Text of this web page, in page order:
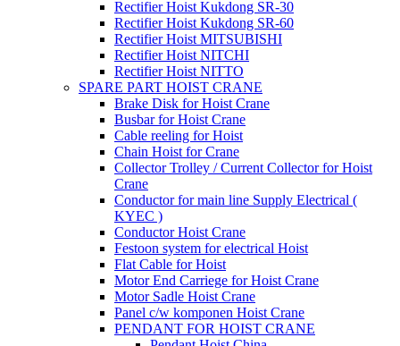
Rectifier Hoist Kukdong SR-30
Rectifier Hoist Kukdong SR-60
Rectifier Hoist MITSUBISHI
Rectifier Hoist NITCHI
Rectifier Hoist NITTO
SPARE PART HOIST CRANE
Brake Disk for Hoist Crane
Busbar for Hoist Crane
Cable reeling for Hoist
Chain Hoist for Crane
Collector Trolley / Current Collector for Hoist
Crane
Conductor for main line Supply Electrical (
KYEC )
Conductor Hoist Crane
Festoon system for electrical Hoist
Flat Cable for Hoist
Motor End Carriege for Hoist Crane
Motor Sadle Hoist Crane
Panel c/w komponen Hoist Crane
PENDANT FOR HOIST CRANE